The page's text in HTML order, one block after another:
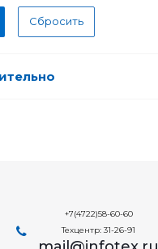
Сбросить
+7(4722)58-60-60
Техцентр: 31-26-91